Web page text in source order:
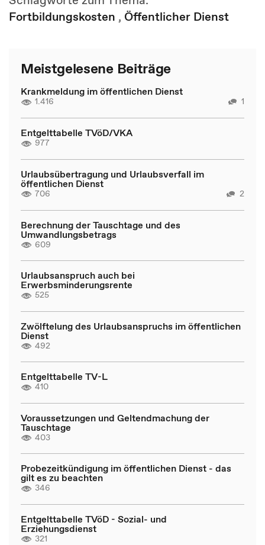
Fortbildungskosten , Öffentlicher Dienst
Meistgelesene Beiträge
Krankmeldung im öffentlichen Dienst
1.416 1
Entgelttabelle TVöD/VKA
977
Urlaubsübertragung und Urlaubsverfall im
öffentlichen Dienst
706 2
Berechnung der Tauschtage und des
Umwandlungsbetrags
609
Urlaubsanspruch auch bei
Erwerbsminderungsrente
525
Zwölftelung des Urlaubsanspruchs im öffentlichen
Dienst
492
Entgelttabelle TV-L
410
Voraussetzungen und Geltendmachung der
Tauschtage
403
Probezeitkündigung im öffentlichen Dienst - das
gilt es zu beachten
346
Entgelttabelle TVöD - Sozial- und
Erziehungsdienst
321